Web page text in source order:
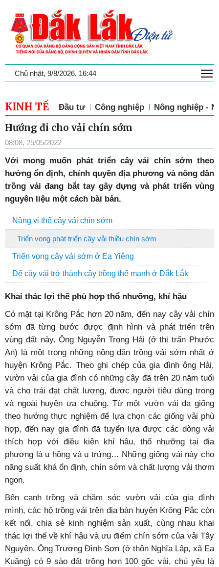
Chủ nhật, 9/8/2026, 16:44
KINH TẾ Đầu tư Công nghiệp Nông nghiệp -
Hướng đi cho vải chín sớm
08:08, 25/05/2022
Với mong muốn phát triển cây vải chín sớm theo
hướng ổn định, chính quyền địa phương và nông dân
trồng vải đang bắt tay gây dựng và phát triển vùng
nguyên liệu một cách bài bản.
Nâng vị thế cây vải chín sớm
Triển vọng phát triển cây vải thiều chín sớm
Triển vọng cây vải sớm ở Ea Yiêng
Để cây vải trở thành cây trồng thế mạnh ở Đắk Lắk
Khai thác lợi thế phù hợp thổ nhưỡng, khí hậu
Có mặt tại Krông Pắc hơn 20 năm, đến nay cây vải chín
sớm đã từng bước được định hình và phát triển trên
vùng đất này. Ông Nguyễn Trọng Hải (ở thị trấn Phước
An) là một trong những nông dân trồng vải sớm nhất ở
huyện Krông Pắc. Theo ghi chép của gia đình ông Hải,
vườn vải của gia đình có những cây đã trên 20 năm tuổi
và cho trái đạt chất lượng, được người tiêu dùng trong
và ngoài huyện ưa chuộng. Từ một vườn vải đa giống
theo hướng thực nghiệm để lựa chọn các giống vải phù
hợp, đến nay gia đình đã tuyển lựa được các dòng vải
thích hợp với điều kiện khí hậu, thổ nhưỡng tại địa
phương là u hồng và u trứng… Những giống vải này cho
năng suất khá ổn định, chín sớm và chất lượng vải thơm
ngon.
Bên cạnh trồng và chăm sóc vườn vải của gia đình
mình, các hộ trồng vải trên địa bàn huyện Krông Pắc còn
kết nối, chia sẻ kinh nghiệm sản xuất, cùng nhau khai
thác lợi thế về khí hậu và ưu điểm chín sớm của vải Tây
Nguyên. Ông Trương Đình Sơn (ở thôn Nghĩa Lập, xã Ea
Kuăng) có 9 sào đất trồng hơn 100 gốc vải, chủ yếu là